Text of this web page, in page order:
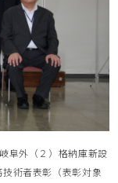
阜外（２）格納庫新設
術者表彰（表彰対象